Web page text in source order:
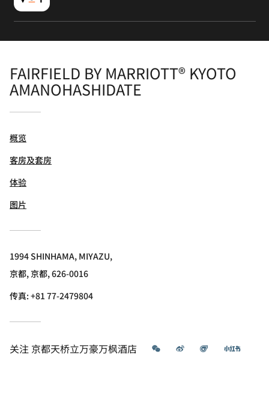
FAIRFIELD BY MARRIOTT® KYOTO
AMANOHASHIDATE
概览
客房及套房
体验
图片
1994 SHINHAMA, MIYAZU,
京都, 京都, 626-0016
传真:+81 77-2479804
关注 京都天桥立万豪万枫酒店 微信 微博 飞猪 小红书